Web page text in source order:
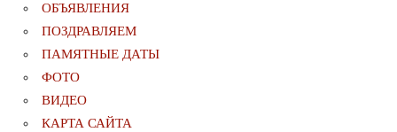
ОБЪЯВЛЕНИЯ
ПОЗДРАВЛЯЕМ
ПАМЯТНЫЕ ДАТЫ
ФОТО
ВИДЕО
КАРТА САЙТА